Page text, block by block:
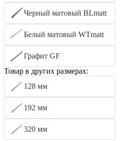
Черный матовый BLmatt
Белый матовый WTmatt
Графит GF
Товар в других размерах:
128 мм
192 мм
320 мм